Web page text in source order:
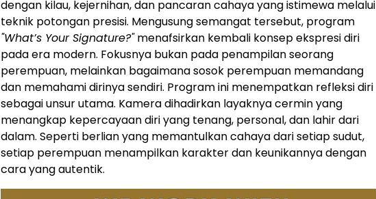
dengan kilau, kejernihan, dan pancaran cahaya yang istimewa melalui
teknik potongan presisi. Mengusung semangat tersebut, program
"What’s Your Signature?"menafsirkan kembali konsep ekspresi diri
pada era modern. Fokusnya bukan pada penampilan seorang
perempuan, melainkan bagaimana sosok perempuan memandang
dan memahami dirinya sendiri. Program ini menempatkan refleksi diri
sebagai unsur utama. Kamera dihadirkan layaknya cermin yang
menangkap kepercayaan diri yang tenang, personal, dan lahir dari
dalam. Seperti berlian yang memantulkan cahaya dari setiap sudut,
setiap perempuan menampilkan karakter dan keunikannya dengan
cara yang autentik.